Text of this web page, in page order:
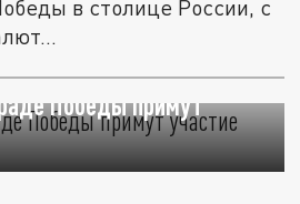
в столице России, с
Победы примут